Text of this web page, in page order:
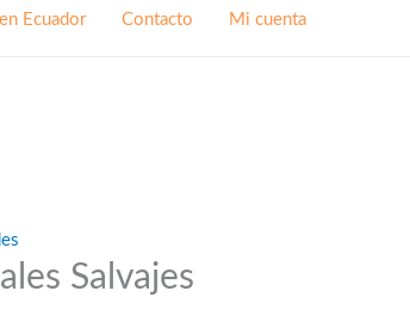
Ecuador Contacto Mi cuenta
Salvajes